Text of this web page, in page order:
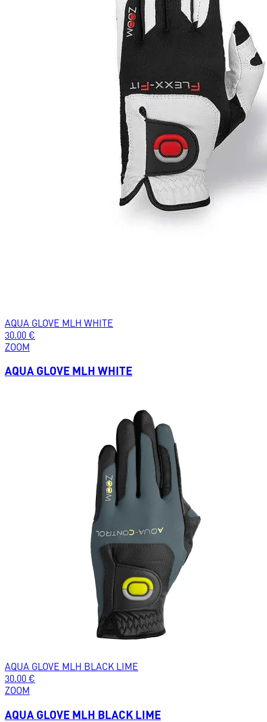
AQUA GLOVE MLH WHITE
30.00 €
ZOOM
AQUA GLOVE MLH WHITE
AQUA GLOVE MLH BLACK LIME
30.00 €
ZOOM
AQUA GLOVE MLH BLACK LIME